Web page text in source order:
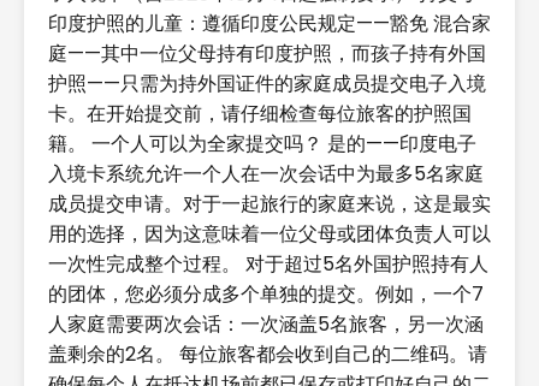
印度护照的儿童：遵循印度公民规定——豁免 混合家
庭——其中一位父母持有印度护照，而孩子持有外国
护照——只需为持外国证件的家庭成员提交电子入境
卡。在开始提交前，请仔细检查每位旅客的护照国
籍。 一个人可以为全家提交吗？ 是的——印度电子
入境卡系统允许一个人在一次会话中为最多5名家庭
成员提交申请。对于一起旅行的家庭来说，这是最实
用的选择，因为这意味着一位父母或团体负责人可以
一次性完成整个过程。 对于超过5名外国护照持有人
的团体，您必须分成多个单独的提交。例如，一个7
人家庭需要两次会话：一次涵盖5名旅客，另一次涵
盖剩余的2名。 每位旅客都会收到自己的二维码。请